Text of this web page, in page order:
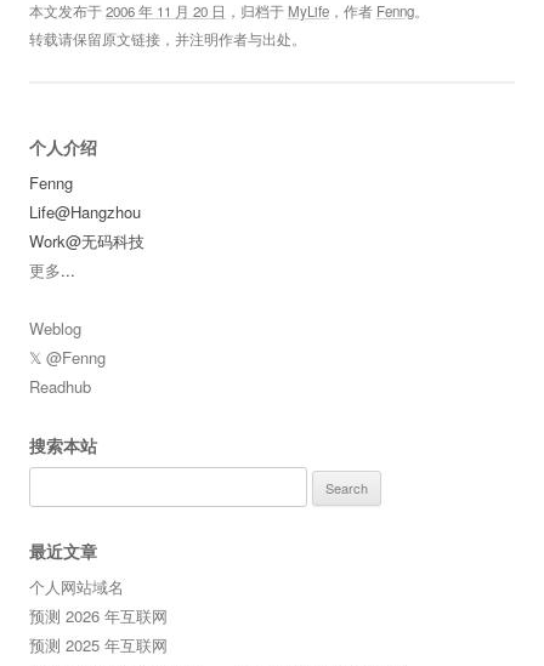
本文发布于2006 年 11 月 20 日 ，归档于 MyLife ，作者 Fenng。
转载请保留原文链接，并注明作者与出处。
个人介绍
Fenng
Life@Hangzhou
Work@无码科技
更多...
Weblog
𝕏 @Fenng
Readhub
搜索本站
for:
最近文章
个人网站域名
预测 2026 年互联网
预测 2025 年互联网